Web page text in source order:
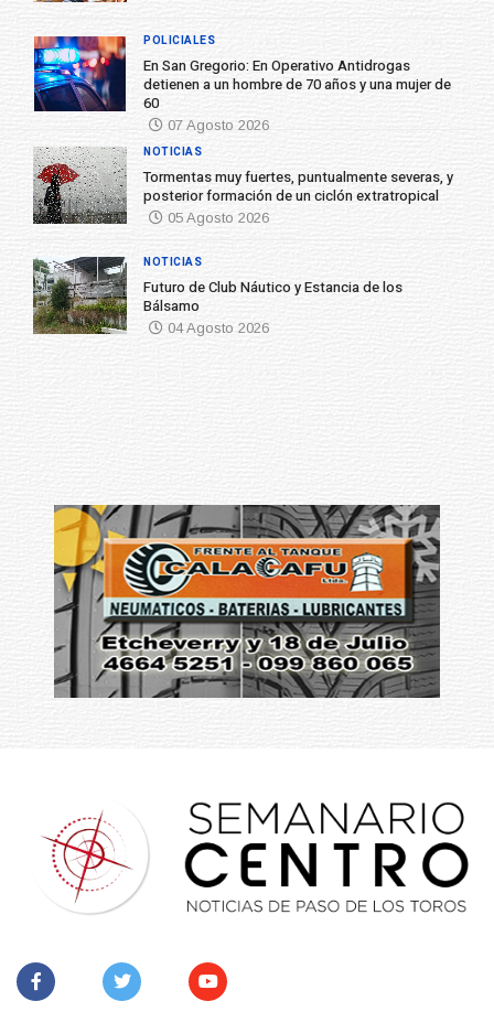
En San Gregorio: En Operativo Antidrogas
detienen a un hombre de 70 años y una mujer de
60
07 Agosto 2026
POLICIALES
Tormentas muy fuertes, puntualmente severas, y
posterior formación de un ciclón extratropical
05 Agosto 2026
NOTICIAS
Futuro de Club Náutico y Estancia de los
Bálsamo
04 Agosto 2026
NOTICIAS